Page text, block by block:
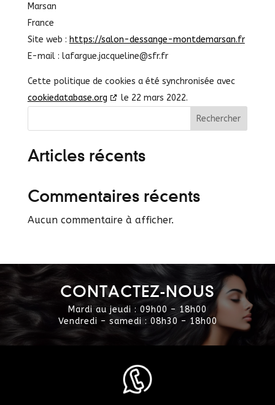
Marsan
France
Site web : https://salon-dessange-montdemarsan.fr
E-mail : lafargue.jacqueline@sfr.fr
Cette politique de cookies a été synchronisée avec
cookiedatabase.org
le 22 mars 2022.
Rechercher
Articles récents
Commentaires récents
Aucun commentaire à afficher.
CONTACTEZ-NOUS
Mardi au jeudi : 09h00 – 18h00
Vendredi – samedi : 08h30 – 18h00